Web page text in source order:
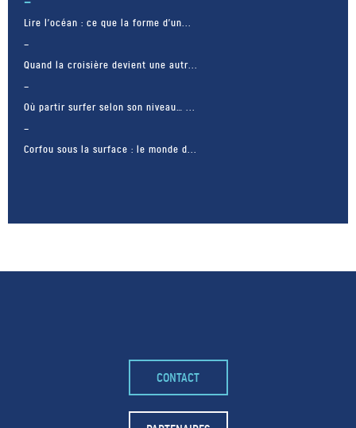
Lire l’océan : ce que la forme d’un...
Quand la croisière devient une autr...
Où partir surfer selon son niveau… ...
Corfou sous la surface : le monde d...
POUR LIKER
TA MER
CONTACT